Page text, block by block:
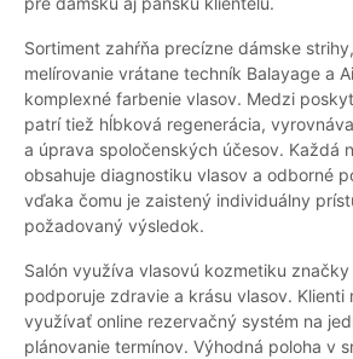
Sortiment zahŕňa precízne dámske
melírovanie vrátane techník Balayage a
komplexné farbenie vlasov. Medzi
patrí tiež hĺbková regenerácia,
a úprava spoločenských účesov. Každá
obsahuje diagnostiku vlasov a odborné
vďaka čomu je zaistený individuálny
požadovaný výsledok.
Salón využíva vlasovú kozmetiku
podporuje zdravie a krásu vlasov. Klienti
využívať online rezervačný systém na
plánovanie termínov. Výhodná poloha v